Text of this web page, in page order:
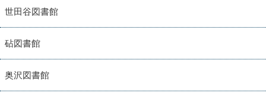
世田谷図書館
砧図書館
奥沢図書館